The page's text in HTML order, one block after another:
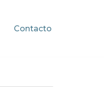
Contacto